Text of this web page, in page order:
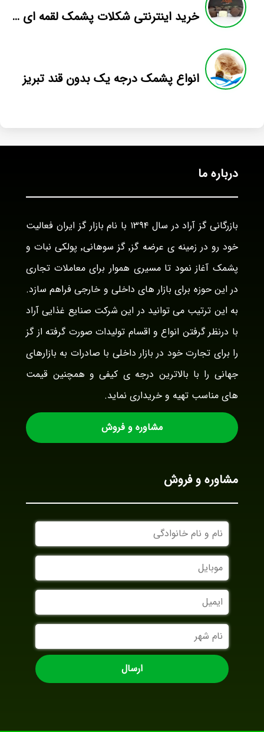
خرید اینترنتی شکلات پشمک لقمه ای فله
انواع پشمک درجه یک بدون قند تبریز
درباره ما
بازرگانی گز آراد در سال ۱۳۹۴ با نام بازار گز ایران فعالیت
خود رو در زمینه ی عرضه گز٬ گز سوهانی٬ پولکی نبات و
پشمک آغاز نمود تا مسیری هموار برای معاملات تجاری
در این حوزه برای بازار های داخلی و خارجی فراهم سازد.
به این ترتیب می توانید در این شرکت صنایع غذایی آراد
با درنظر گرفتن انواع و اقسام تولیدات صورت گرفته از گز
را برای تجارت خود در بازار داخلی با صادرات به بازارهای
جهانی را با بالاترین درجه ی کیفی و همچنین قیمت
های مناسب تهیه و خریداری نماید.
مشاوره و فروش
مشاوره و فروش
نام
و
نام
خانوادگی
موبایل
ایمیل
نام
شهر